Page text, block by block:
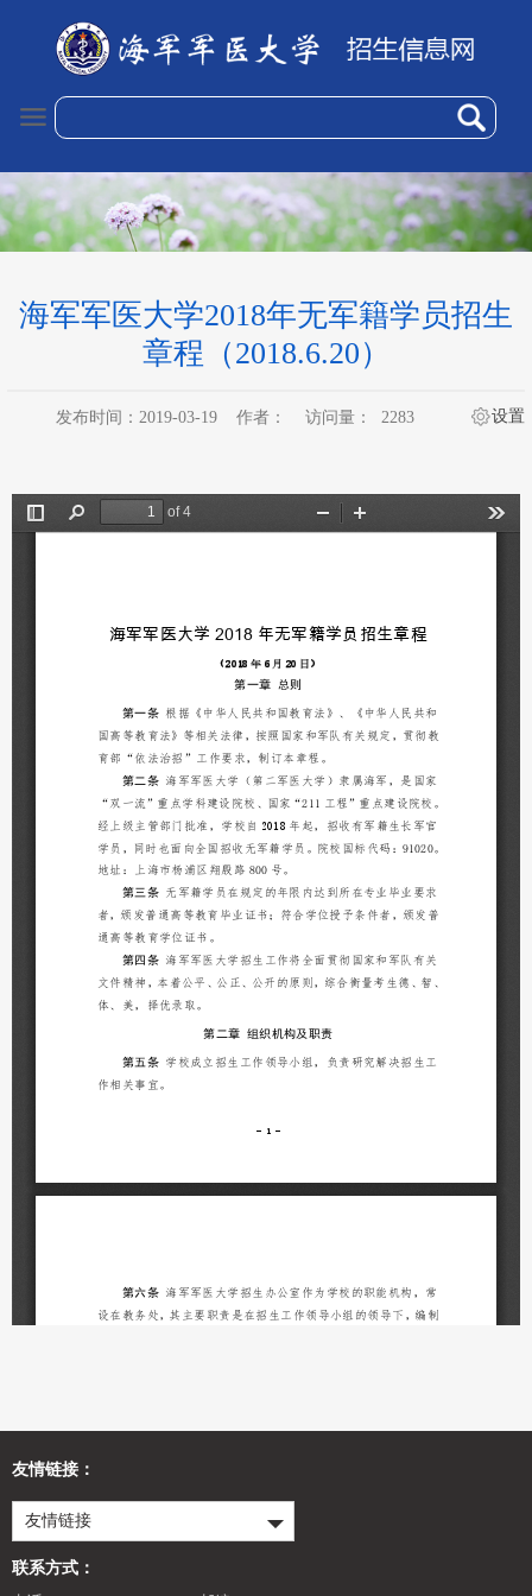
海军军医大学2018年无军籍学员招生
章程（2018.6.20）
发布时间：2019-03-19 作者： 访问量： 2283 设置
友情链接：
友情链接
联系方式：